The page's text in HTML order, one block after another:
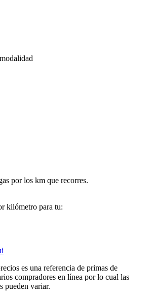
por los km que recorres.
kilómetro para tu:
es una referencia de primas de
compradores en línea por lo cual las
pueden variar.